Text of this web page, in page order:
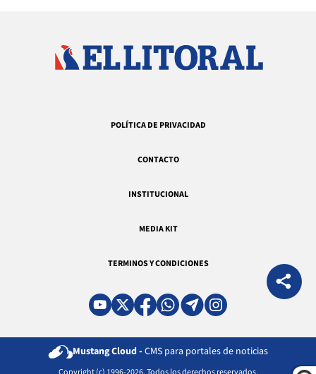
POLÍTICA DE PRIVACIDAD
CONTACTO
INSTITUCIONAL
MEDIA KIT
TERMINOS Y CONDICIONES
Mustang Cloud - CMS para portales de noticias